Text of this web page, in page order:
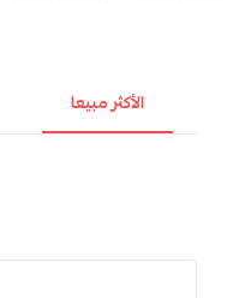
الأكثر مبيعا